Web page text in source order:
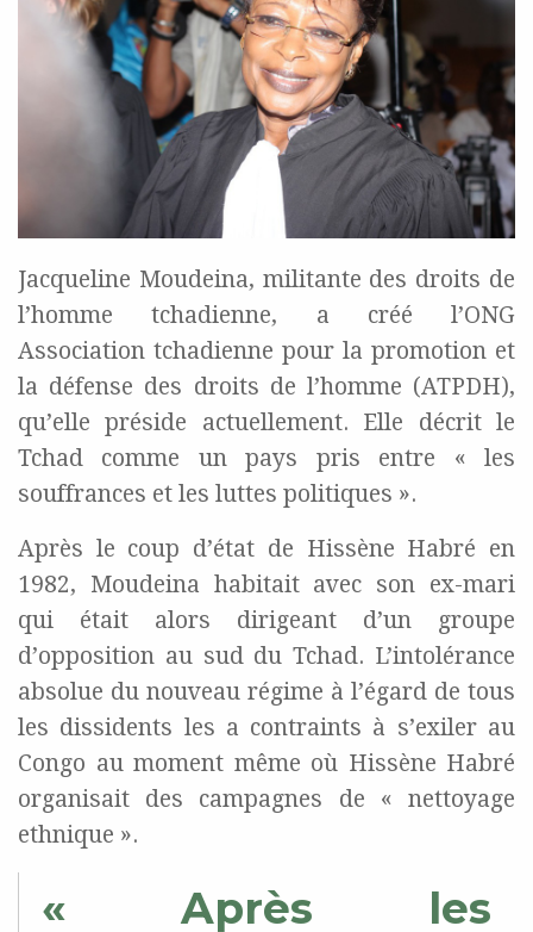
Jacqueline Moudeina, militante des droits de
l’homme tchadienne, a créé l’ONG
Association tchadienne pour la promotion et
la défense des droits de l’homme (ATPDH),
qu’elle préside actuellement. Elle décrit le
Tchad comme un pays pris entre « les
souffrances et les luttes politiques ».
Après le coup d’état de Hissène Habré en
1982, Moudeina habitait avec son ex-mari
qui était alors dirigeant d’un groupe
d’opposition au sud du Tchad. L’intolérance
absolue du nouveau régime à l’égard de tous
les dissidents les a contraints à s’exiler au
Congo au moment même où Hissène Habré
organisait des campagnes de « nettoyage
ethnique ».
« Après les